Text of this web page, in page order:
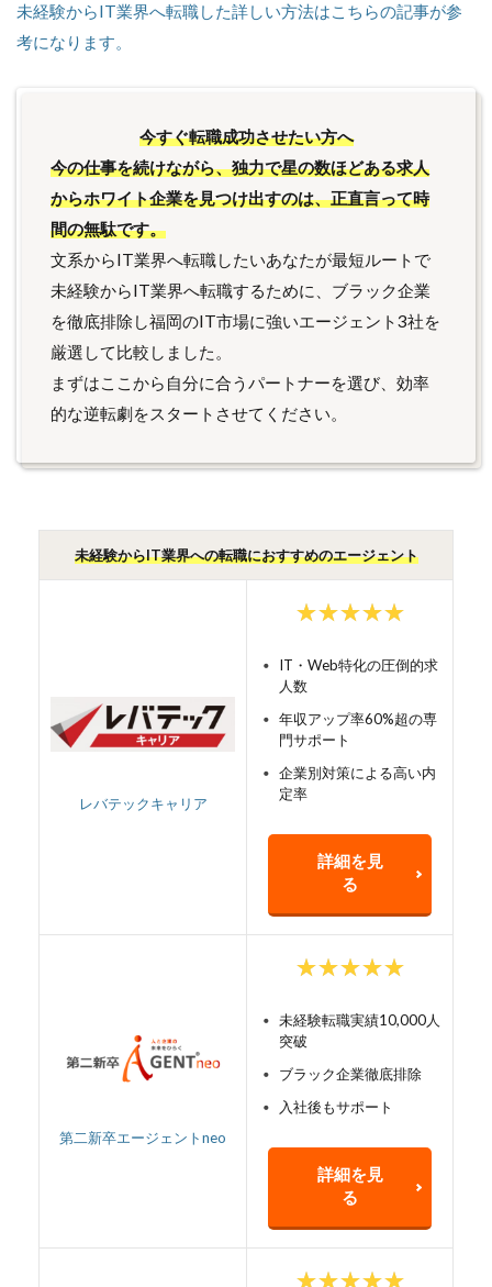
未経験からIT業界へ転職した詳しい方法はこちらの記事が参
考になります。
今すぐ転職成功させたい方へ
今の仕事を続けながら、独力で星の数ほどある求人
からホワイト企業を見つけ出すのは、正直言って時
間の無駄です。
文系からIT業界へ転職したいあなたが最短ルートで
未経験からIT業界へ転職するために、ブラック企業
を徹底排除し福岡のIT市場に強いエージェント3社を
厳選して比較しました。
まずはここから自分に合うパートナーを選び、効率
的な逆転劇をスタートさせてください。
未経験からIT業界への転職におすすめのエージェント
レバテックキャリア
IT・Web特化の圧倒的求
人数
年収アップ率60%超の専
門サポート
企業別対策による高い内
定率
詳細を見
る
第二新卒エージェントneo
未経験転職実績10,000人
突破
ブラック企業徹底排除
入社後もサポート
詳細を見
る